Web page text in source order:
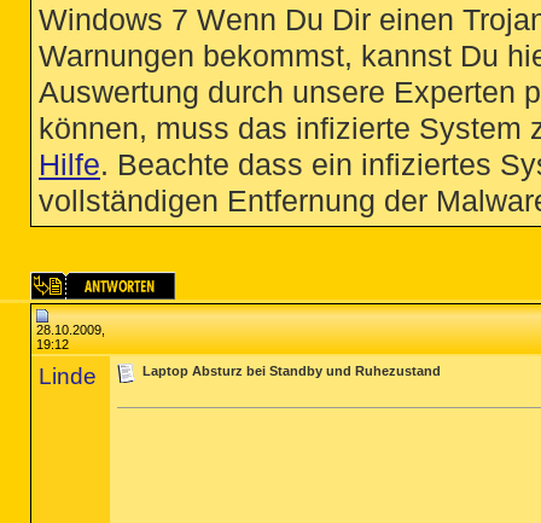
Windows 7 Wenn Du Dir einen
Warnungen bekommst, kannst Du
Auswertung durch unsere Experten
können, muss das infizierte System
Hilfe. Beachte dass ein infiziertes
vollständigen Entfernung der
28.10.2009,
19:12
Linde Laptop Absturz bei Standby und Ruhezustand